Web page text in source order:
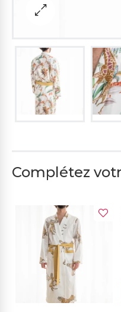
Complétez